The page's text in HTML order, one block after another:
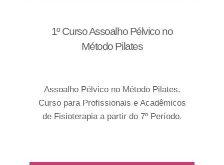
1º Curso Assoalho Pélvico no
Método Pilates
Assoalho Pélvico no Método Pilates.
Curso para Profissionais e Acadêmicos
de Fisioterapia a partir do 7º Período.